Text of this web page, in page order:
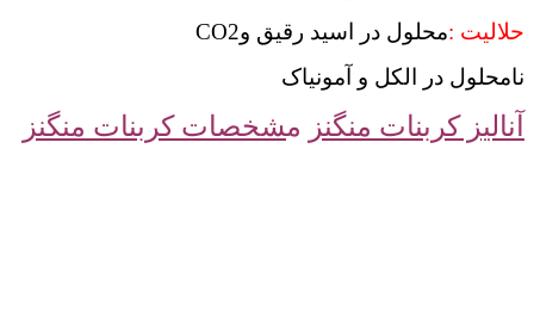
حلالیت :محلول در اسید رقیق وCO2
نامحلول در الکل و آمونیاک
آنالیز کربنات منگنز مشخصات کربنات منگنز